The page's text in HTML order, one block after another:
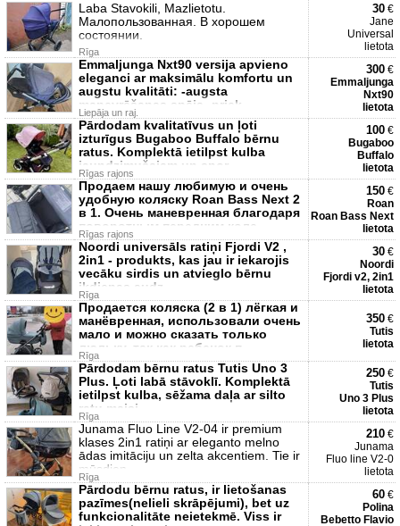
Laba Stavokili, Mazlietotu.
Малопользованная. В хорошем
состоянии.
Rīga
30 €
Jane
Universal
lietota
Emmaljunga Nxt90 versija apvieno
eleganci ar maksimālu komfortu un
augstu kvalitāti: -augsta
manevrēšanas spēja -priek
Liepāja un raj.
300 €
Emmaljunga
Nxt90
lietota
Pārdodam kvalitatīvus un ļoti
izturīgus Bugaboo Buffalo bērnu
ratus. Komplektā ietilpst kulba
jaundzimušajam un spor
Rīgas rajons
100 €
Bugaboo
Buffalo
lietota
Продаем нашу любимую и очень
удобную коляску Roan Bass Next 2
в 1. Очень маневренная благодаря
поворотным передним коле
Rīgas rajons
150 €
Roan
Roan Bass Next
lietota
Noordi universāls ratiņi Fjordi V2 ,
2in1 - produkts, kas jau ir iekarojis
vecāku sirdis un atvieglo bērnu
ikdienas audz
Rīga
30 €
Noordi
Fjordi v2, 2in1
lietota
Продается коляска (2 в 1) лёгкая и
манёвренная, использовали очень
мало и можно сказать только
люльку, так как ребенок п
Rīga
350 €
Tutis
lietota
Pārdodam bērnu ratus Tutis Uno 3
Plus. Ļoti labā stāvoklī. Komplektā
ietilpst kulba, sēžama daļa ar silto
ratu maisi
Rīga
250 €
Tutis
Uno 3 Plus
lietota
Junama Fluo Line V2-04 ir premium
klases 2in1 ratiņi ar eleganto melno
ādas imitāciju un zelta akcentiem. Tie ir
mūsdien
Rīga
210 €
Junama
Fluo line V2-0
lietota
Pārdodu bērnu ratus, ir lietošanas
pazīmes(nelieli skrāpējumi), bet uz
funkcionalitāte neietekmē. Viss ir
60 €
Polina
Bebetto Flavio